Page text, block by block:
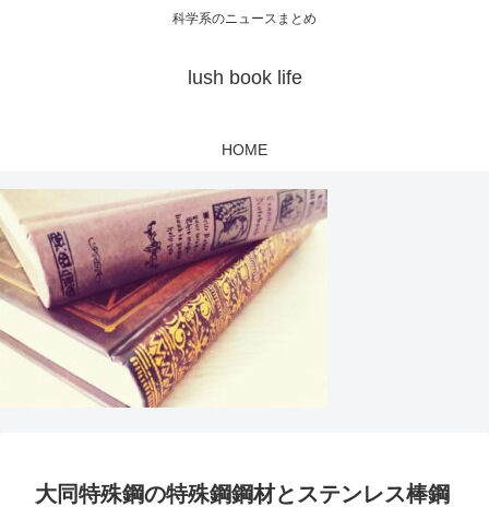
科学系のニュースまとめ
lush book life
HOME
大同特殊鋼の特殊鋼鋼材とステンレス棒鋼